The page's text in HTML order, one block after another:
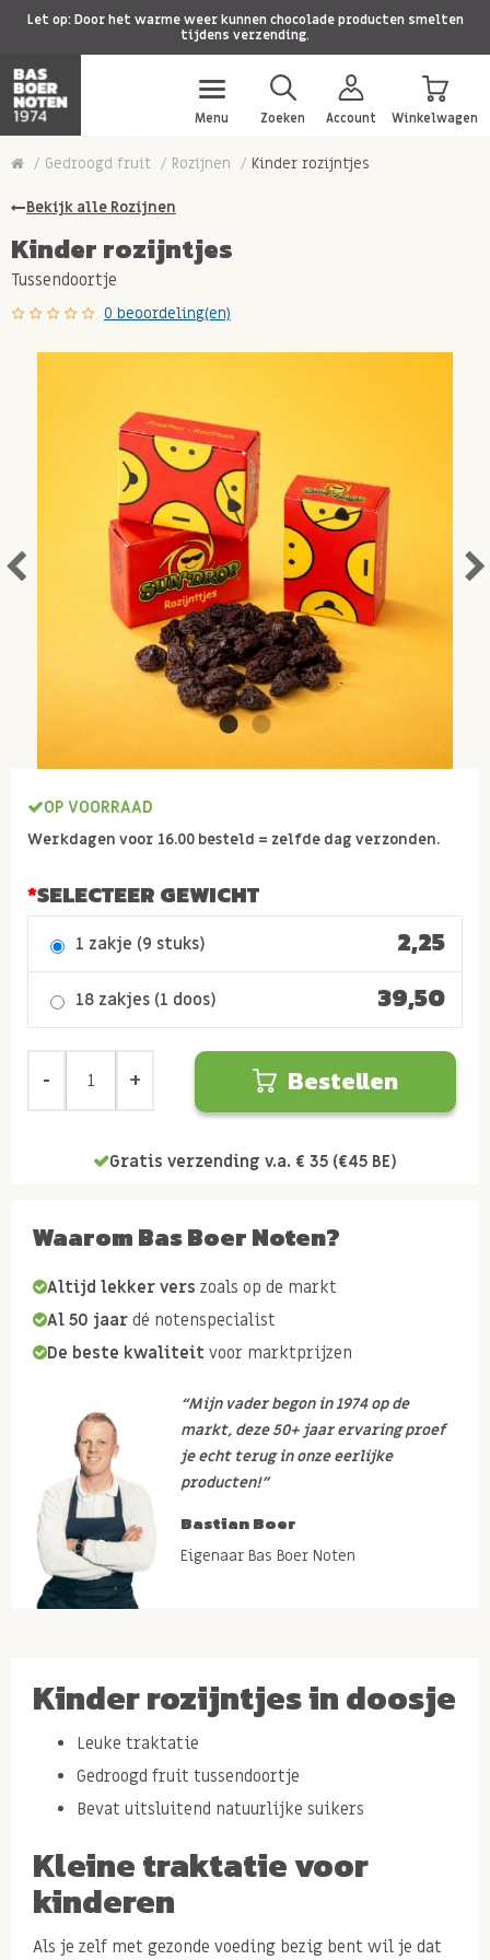
Let op: Door het warme weer kunnen chocolade producten smelten
tijdens verzending.
Menu Zoeken Account Winkelwagen
Gedroogd fruit Rozijnen Kinder rozijntjes
Bekijk alle Rozijnen
Kinder rozijntjes
Tussendoortje
0 beoordeling(en)
OP VOORRAAD
Werkdagen voor 16.00 besteld = zelfde dag verzonden.
SELECTEER GEWICHT
1 zakje (9 stuks) 2,25
18 zakjes (1 doos) 39,50
Bestellen
Gratis verzending v.a. € 35 (€45 BE)
Waarom Bas Boer Noten?
Altijd lekker vers zoals op de markt
Al 50 jaar dé notenspecialist
De beste kwaliteit voor marktprijzen
“Mijn vader begon in 1974 op de
markt, deze 50+ jaar ervaring proef
je echt terug in onze eerlijke
producten!”
Bastian Boer
Eigenaar Bas Boer Noten
Kinder rozijntjes in doosje
Leuke traktatie
Gedroogd fruit tussendoortje
Bevat uitsluitend natuurlijke suikers
Kleine traktatie voor
kinderen
Als je zelf met gezonde voeding bezig bent wil je dat